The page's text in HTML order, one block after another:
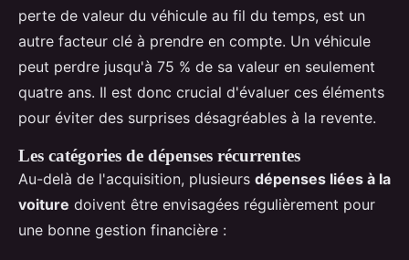
perte de valeur du véhicule au fil du temps, est un
autre facteur clé à prendre en compte. Un véhicule
peut perdre jusqu'à 75 % de sa valeur en seulement
quatre ans. Il est donc crucial d'évaluer ces éléments
pour éviter des surprises désagréables à la revente.
Les catégories de dépenses récurrentes
Au-delà de l'acquisition, plusieurs dépenses liées à la
voiture doivent être envisagées régulièrement pour
une bonne gestion financière :